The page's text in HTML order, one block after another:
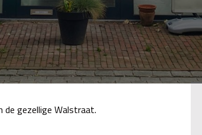
de gezellige Walstraat.